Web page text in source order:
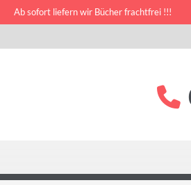
Ab sofort liefern wir Bücher frachtfrei !!!